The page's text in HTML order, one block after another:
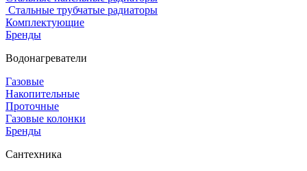
Стальные трубчатые радиаторы
Комплектующие
Бренды
Водонагреватели
Газовые
Накопительные
Проточные
Газовые колонки
Бренды
Сантехника